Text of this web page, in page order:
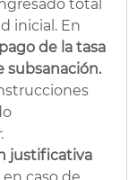
total
inicial. En
de la tasa
subsanación.
justificativa